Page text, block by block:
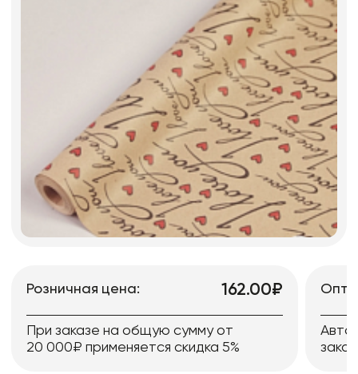
Розничная цена: 162.00₽
При заказе на общую сумму от
20 000₽ применяется скидка 5%